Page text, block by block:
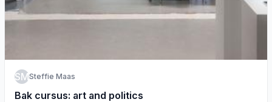
SMSteffie Maas
Bak cursus: art and politics